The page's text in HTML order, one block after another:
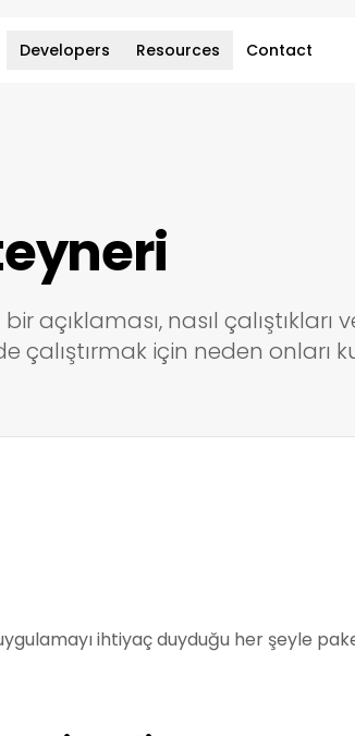
Developers Resources Contact
açıklaması, nasıl çalıştıkları
çalıştırmak için neden onları
ihtiyaç duyduğu her şeyle